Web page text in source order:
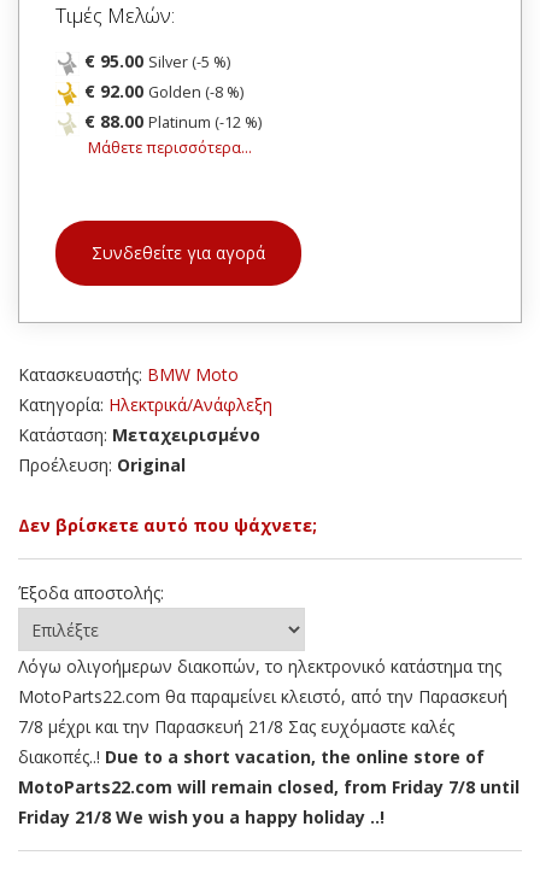
Τιμές Μελών:
€ 95.00 Silver (-5 %)
€ 92.00 Golden (-8 %)
€ 88.00 Platinum (-12 %)
Μάθετε περισσότερα...
Συνδεθείτε για αγορά
Κατασκευαστής: BMW Moto
Κατηγορία: Ηλεκτρικά/Ανάφλεξη
Κατάσταση: Μεταχειρισμένο
Προέλευση: Original
Δεν βρίσκετε αυτό που ψάχνετε;
Έξοδα αποστολής:
Λόγω ολιγοήμερων διακοπών, το ηλεκτρονικό κατάστημα της
MotoParts22.com θα παραμείνει κλειστό, από την Παρασκευή
7/8 μέχρι και την Παρασκευή 21/8 Σας ευχόμαστε καλές
διακοπές..! Due to a short vacation, the online store of
MotoParts22.com will remain closed, from Friday 7/8 until
Friday 21/8 We wish you a happy holiday ..!